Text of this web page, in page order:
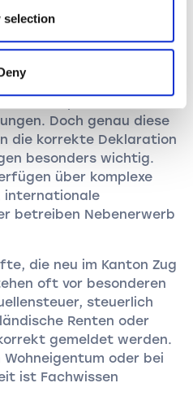
selection
für Zug?
für seine
Doch genau diese
die korrekte Deklaration
besonders wichtig.
über komplexe
internationale
betreiben Nebenerwerb
die neu im Kanton Zug
oft vor besonderen
steuerlich
Renten oder
gemeldet werden.
oder bei
ist Fachwissen